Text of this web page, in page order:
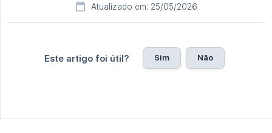
Atualizado em: 25/05/2026
Este artigo foi útil? Sim Não